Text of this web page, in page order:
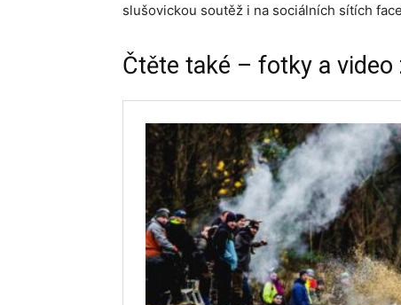
slušovickou soutěž i na sociálních sítích
Čtěte také – fotky a video